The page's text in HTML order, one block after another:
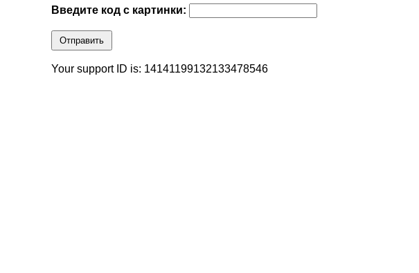
Введите код с картинки:
Отправить
Your support ID is: 14141199132133478546